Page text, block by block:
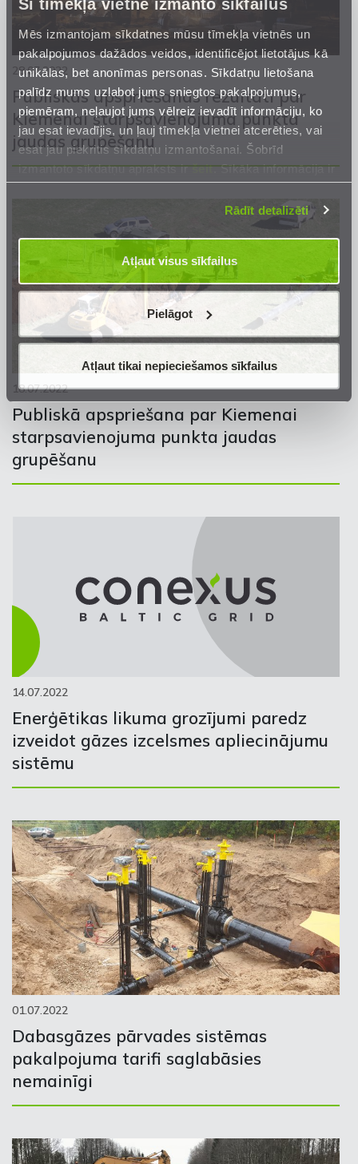
Mēs izmantojam sīkdatnes mūsu tīmekļa vietnēs un
pakalpojumos dažādos veidos, identificējot lietotājus kā
unikālas, bet anonīmas personas. Sīkdatņu lietošana
palīdz mums uzlabot jums sniegtos pakalpojumus,
piemēram, neļaujot jums vēlreiz ievadīt informāciju, ko
jau esat ievadījis, un ļauj tīmekļa vietnei atcerēties, vai
esat jau piekritis sīkdatņu izmantošanai. Šobrīd
izmantoto sīkdatņu apraksts iršeit. Sīkāka informācija ir
mūsuPrivātuma atrunā.
Rādīt detalizēti
Atļaut visus sīkfailus
Pielāgot
Atļaut tikai nepieciešamos sīkfailus
28.07.2022
Publiskās apspriešanas rezultāti par
Kiemenai starpsavienojuma punkta
jaudas grupēšanu
18.07.2022
Publiskā apspriešana par Kiemenai
starpsavienojuma punkta jaudas
grupēšanu
14.07.2022
Enerģētikas likuma grozījumi paredz
izveidot gāzes izcelsmes apliecinājumu
sistēmu
01.07.2022
Dabasgāzes pārvades sistēmas
pakalpojuma tarifi saglabāsies
nemainīgi